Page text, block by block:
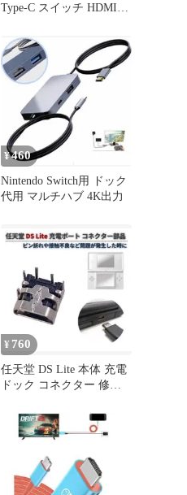
Type-C スイッチ HDMI変
¥460
Nintendo Switch用 ドック
代用 マルチハブ 4K出力
¥ 760
任天堂 DS Lite 本体 充電
ドック コネクター 修理